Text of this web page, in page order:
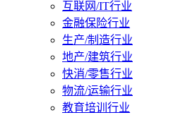
互联网/IT行业
金融保险行业
生产/制造行业
地产/建筑行业
快消/零售行业
物流/运输行业
教育培训行业